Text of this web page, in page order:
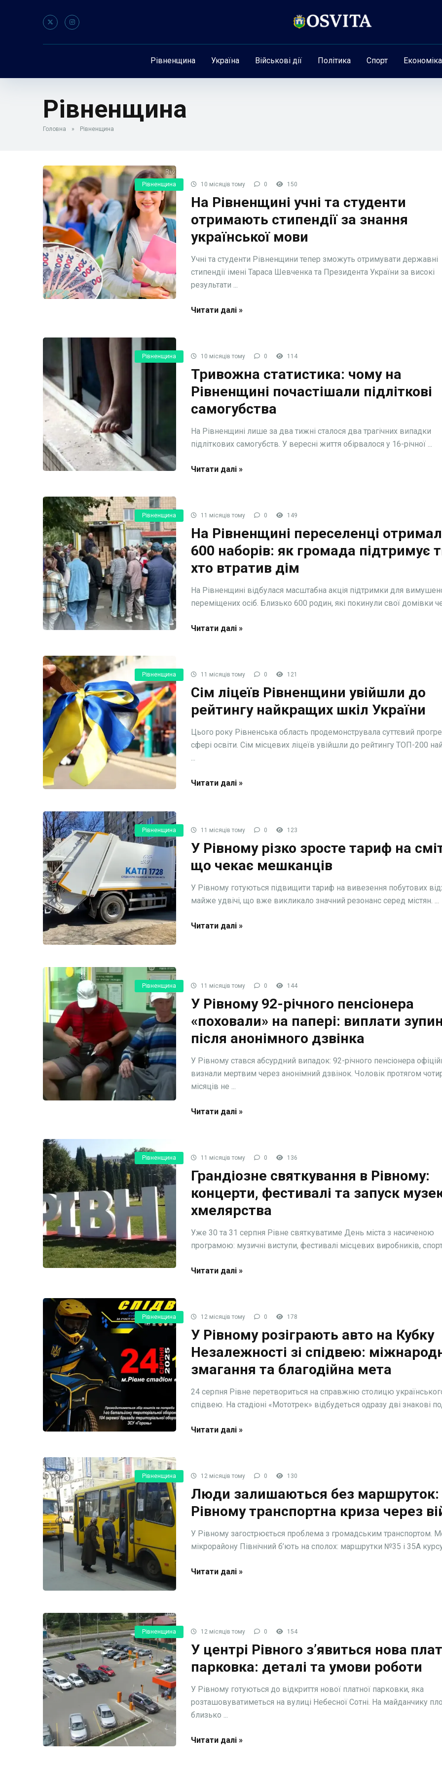
Рівненщина Україна Військові дії Політика Спорт Економіка
Рівненщина
Головна » Рівненщина
Рівненщина 10 місяців тому 0 150
На Рівненщині учні та студенти
отримають стипендії за знання
української мови
Учні та студенти Рівненщини тепер зможуть отримувати державні
стипендії імені Тараса Шевченка та Президента України за високі
результати ...
Читати далі »
Рівненщина 10 місяців тому 0 114
Тривожна статистика: чому на
Рівненщині почастішали підліткові
самогубства
На Рівненщині лише за два тижні сталося два трагічних випадки
підліткових самогубств. У вересні життя обірвалося у 16-річної ...
Читати далі »
Рівненщина 11 місяців тому 0 149
На Рівненщині переселенці
600 наборів: як громада підтримує
хто втратив дім
На Рівненщині відбулася масштабна акція підтримки для
переміщених осіб. Близько 600 родин, які покинули свої домівки
Читати далі »
Рівненщина 11 місяців тому 0 121
Сім ліцеїв Рівненщини увійшли до
рейтингу найкращих шкіл України
Цього року Рівненська область продемонструвала суттєвий
сфері освіти. Сім місцевих ліцеїв увійшли до рейтингу ТОП-200
...
Читати далі »
Рівненщина 11 місяців тому 0 123
У Рівному різко зросте тариф на
що чекає мешканців
У Рівному готуються підвищити тариф на вивезення побутових
майже удвічі, що вже викликало значний резонанс серед містян. ...
Читати далі »
Рівненщина 11 місяців тому 0 144
У Рівному 92-річного пенсіонера
«поховали» на папері: виплати
після анонімного дзвінка
У Рівному стався абсурдний випадок: 92-річного пенсіонера
визнали мертвим через анонімний дзвінок. Чоловік протягом
місяців не ...
Читати далі »
Рівненщина 11 місяців тому 0 136
Грандіозне святкування в Рівному:
концерти, фестивалі та запуск
хмелярства
Уже 30 та 31 серпня Рівне святкуватиме День міста з насиченою
програмою: музичні виступи, фестивалі місцевих виробників,
Читати далі »
Рівненщина 12 місяців тому 0 178
У Рівному розіграють авто на Кубку
Незалежності зі спідвею:
змагання та благодійна мета
24 серпня Рівне перетвориться на справжню столицю
спідвею. На стадіоні «Мототрек» відбудеться одразу дві знакові
Читати далі »
Рівненщина 12 місяців тому 0 130
Люди залишаються без маршруток:
Рівному транспортна криза через
У Рівному загострюється проблема з громадським транспортом.
мікрорайону Північний б’ють на сполох: маршрутки №35 і 35А
Читати далі »
Рівненщина 12 місяців тому 0 154
У центрі Рівного з’явиться нова
парковка: деталі та умови роботи
У Рівному готуються до відкриття нової платної парковки, яка
розташовуватиметься на вулиці Небесної Сотні. На майданчику
близько ...
Читати далі »